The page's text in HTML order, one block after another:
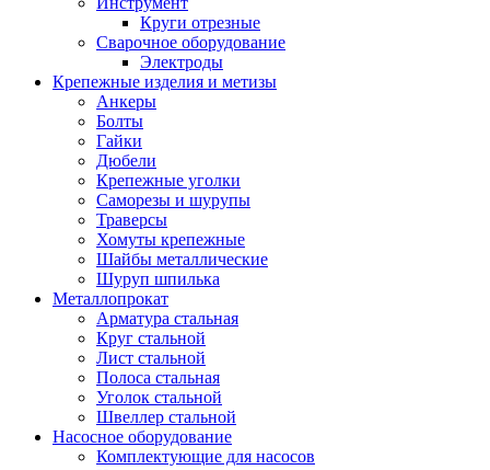
Круги отрезные
Сварочное оборудование
Электроды
Крепежные изделия и метизы
Анкеры
Болты
Гайки
Дюбели
Крепежные уголки
Саморезы и шурупы
Траверсы
Хомуты крепежные
Шайбы металлические
Шуруп шпилька
Металлопрокат
Арматура стальная
Круг стальной
Лист стальной
Полоса стальная
Уголок стальной
Швеллер стальной
Насосное оборудование
Комплектующие для насосов